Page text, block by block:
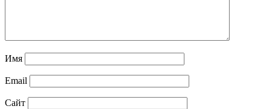
Имя
Email
Сайт